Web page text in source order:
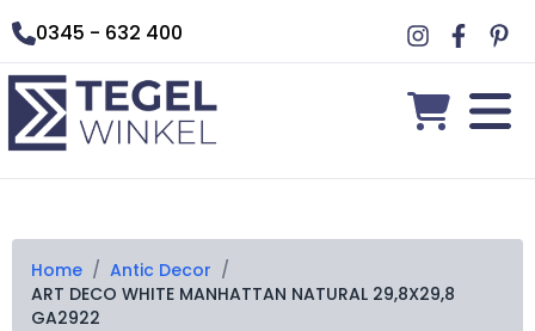
0345 - 632 400
Home / Antic Decor /
ART DECO WHITE MANHATTAN NATURAL 29,8X29,8
GA2922